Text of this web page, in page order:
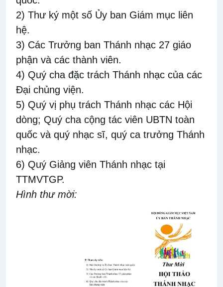
2) Thư ký một số Ủy ban Giám mục liên
hệ.
3) Các Trưởng ban Thánh nhạc 27 giáo
phận và các thành viên.
4) Quý cha đặc trách Thánh nhạc của các
Đại chủng viện.
5) Quý vị phụ trách Thánh nhạc các Hội
dòng; Quý cha cộng tác viên UBTN toàn
quốc và quý nhạc sĩ, quý ca trưởng Thánh
nhạc.
6) Quý Giảng viên Thánh nhạc tại
TTMVTGP.
Hình thư mời: